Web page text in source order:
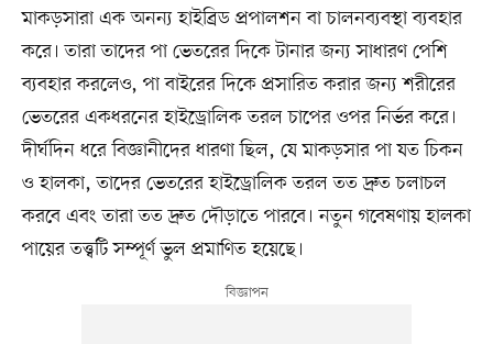
মাকড়সারা এক অনন্য হাইব্রিড প্রপালশন বা চালনব্যবস্থা ব্যবহার
করে। তারা তাদের পা ভেতরের দিকে টানার জন্য সাধারণ পেশি
ব্যবহার করলেও, পা বাইরের দিকে প্রসারিত করার জন্য শরীরের
ভেতরের একধরনের হাইড্রোলিক তরল চাপের ওপর নির্ভর করে।
দীর্ঘদিন ধরে বিজ্ঞানীদের ধারণা ছিল, যে মাকড়সার পা যত চিকন
ও হালকা, তাদের ভেতরের হাইড্রোলিক তরল তত দ্রুত চলাচল
করবে এবং তারা তত দ্রুত দৌড়াতে পারবে। নতুন গবেষণায় হালকা
পায়ের তত্ত্বটি সম্পূর্ণ ভুল প্রমাণিত হয়েছে।